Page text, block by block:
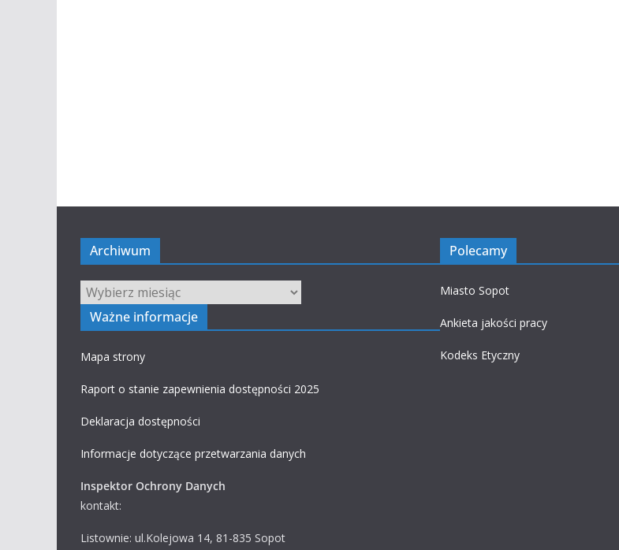
Archiwum
Archiwum
Ważne informacje
Mapa strony
Raport o stanie zapewnienia dostępności 2025
Deklaracja dostępności
Informacje dotyczące przetwarzania danych
Inspektor Ochrony Danych
kontakt:
Listownie: ul.Kolejowa 14, 81-835 Sopot
Polecamy
Miasto Sopot
Ankieta jakości pracy
Kodeks Etyczny